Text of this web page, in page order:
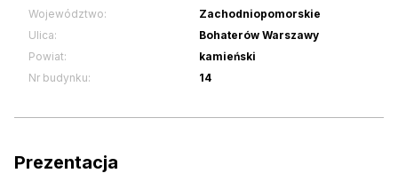
Województwo:
Zachodniopomorskie
Ulica:
Bohaterów Warszawy
Powiat:
kamieński
Nr budynku:
14
Prezentacja